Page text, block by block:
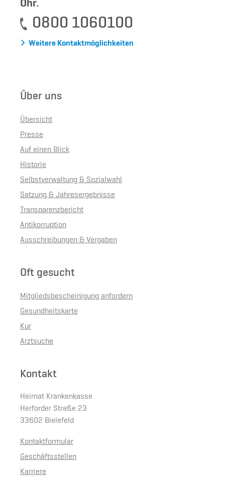
Ohr.
0800 1060100
Weitere Kontaktmöglichkeiten
Über uns
Übersicht
Presse
Auf einen Blick
Historie
Selbstverwaltung & Sozialwahl
Satzung & Jahresergebnisse
Transparenzbericht
Antikorruption
Ausschreibungen & Vergaben
Oft gesucht
Mitgliedsbescheinigung anfordern
Gesundheitskarte
Kur
Arztsuche
Kontakt
Heimat Krankenkasse
Herforder Straße 23
33602 Bielefeld
Kontaktformular
Geschäftsstellen
Karriere